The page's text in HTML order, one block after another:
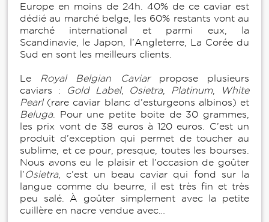
Europe en moins de 24h. 40% de ce caviar est
dédié au marché belge, les 60% restants vont au
marché international et parmi eux, la
Scandinavie, le Japon, l’Angleterre, La Corée du
Sud en sont les meilleurs clients.
Le Royal Belgian Caviar propose plusieurs
caviars :
Gold Label, Osietra, Platinum,
White
Pearl (rare caviar blanc d’esturgeons albinos) et
Beluga. Pour une petite boite de 30 grammes,
les prix vont de 38 euros à 120 euros. C’est un
produit d’exception qui permet de toucher au
sublime, et ce pour, presque, toutes les bourses.
Nous avons eu le plaisir et l’occasion de goûter
l’Osietra, c’est un beau caviar qui fond sur la
langue comme du beurre, il est très fin et très
peu salé. À goûter simplement avec la petite
cuillère en nacre vendue avec…